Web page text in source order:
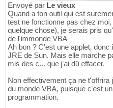
Envoyé par Le vieux
Quand a ton outil qui est
test ne fonctionne pas chez
quelque chose), je serais pris
de l'immonde VBA
Ah bon ? C'est une applet, donc
JRE de Sun. Mais elle marche
mis des c... que j'ai dû effacer.
Non effectivement ça ne
du monde VBA, puisque c'est
programmation.